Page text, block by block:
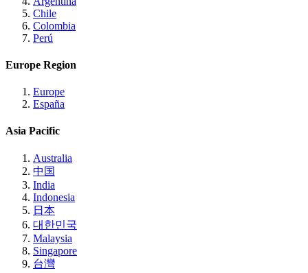
Chile
Colombia
Perú
Europe Region
Europe
España
Asia Pacific
Australia
中国
India
Indonesia
日本
대한민국
Malaysia
Singapore
台灣